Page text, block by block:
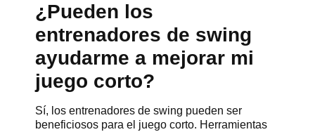
¿Pueden los
entrenadores de swing
ayudarme a mejorar mi
juego corto?
Sí, los entrenadores de swing pueden ser
beneficiosos para el juego corto. Herramientas